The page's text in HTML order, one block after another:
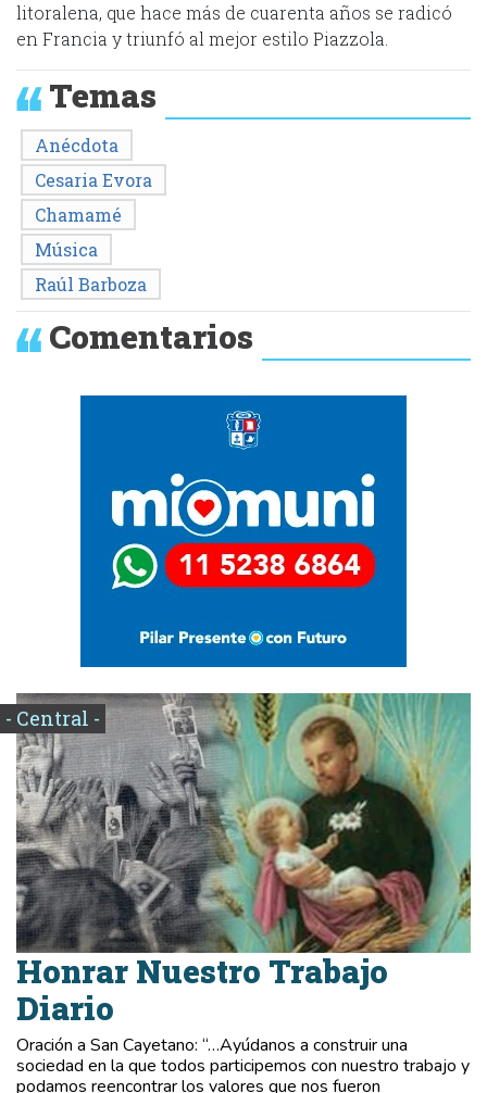
litoralena, que hace más de cuarenta años se radicó
en Francia y triunfó al mejor estilo Piazzola.
Temas
Anécdota
Cesaria Evora
Chamamé
Música
Raúl Barboza
Comentarios
- Central -
Honrar Nuestro Trabajo
Diario
Oración a San Cayetano: “…Ayúdanos a construir una
sociedad en la que todos participemos con nuestro trabajo y
podamos reencontrar los valores que nos fueron